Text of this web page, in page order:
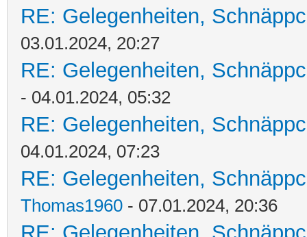
RE: Gelegenheiten,
03.01.2024, 20:27
RE: Gelegenheiten,
- 04.01.2024, 05:32
RE: Gelegenheiten,
04.01.2024, 07:23
RE: Gelegenheiten,
Thomas1960 - 07.01.2024, 20:36